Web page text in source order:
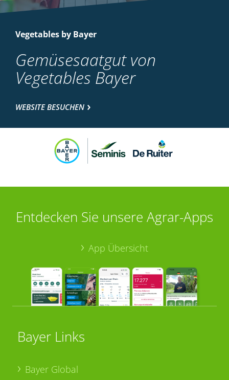
Vegetables by Bayer
Gemüsesaatgut von
Vegetables Bayer
WEBSITE BESUCHEN
Entdecken Sie unsere Agrar-Apps
App Übersicht
Bayer Links
Bayer Global